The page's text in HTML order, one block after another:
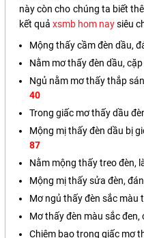
này còn cho chúng ta biết
kết quả xsmb hom naysiêu
Mộng thấy cầm đèn dầu,
Nằm mơ thấy đèn dầu,
Ngủ nằm mơ thấy thắp
40
Trong giấc mơ thấy dầu
Mộng mị thấy đèn dầu bị
87
Nằm mộng thấy treo đèn,
Mộng mị thấy sửa đèn,
Mơ ngủ thấy đèn sắc màu
Mơ thấy đèn màu sắc đen,
Chiêm bao trong giấc mơ